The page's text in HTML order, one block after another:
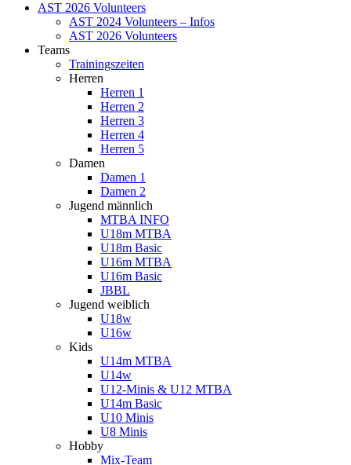
AST 2026 Volunteers
AST 2024 Volunteers – Infos
AST 2026 Volunteers
Teams
Trainingszeiten
Herren
Herren 1
Herren 2
Herren 3
Herren 4
Herren 5
Damen
Damen 1
Damen 2
Jugend männlich
MTBA INFO
U18m MTBA
U18m Basic
U16m MTBA
U16m Basic
JBBL
Jugend weiblich
U18w
U16w
Kids
U14m MTBA
U14w
U12-Minis & U12 MTBA
U14m Basic
U10 Minis
U8 Minis
Hobby
Mix-Team